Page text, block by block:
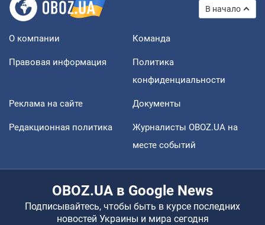
В начало
О компании Команда
Правовая информация
Политика
конфиденциальности
Реклама на сайте Документы
Редакционная политика
Журналисты OBOZ.UA на
месте событий
OBOZ.UA в Google News
Подписывайтесь, чтобы быть в курсе последних
новостей Украины и мира сегодня